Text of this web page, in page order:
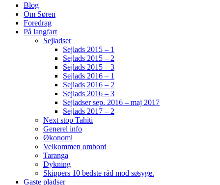
Blog
Om Søren
Foredrag
På langfart
Sejladser
Sejlads 2015 – 1
Sejlads 2015 – 2
Sejlads 2015 – 3
Sejlads 2016 – 1
Sejlads 2016 – 2
Sejlads 2016 – 3
Sejladser sep. 2016 – maj 2017
Sejlads 2017 – 2
Next stop Tahiti
Generel info
Økonomi
Velkommen ombord
Taranga
Dykning
Skippers 10 bedste råd mod søsyge.
Gaste pladser